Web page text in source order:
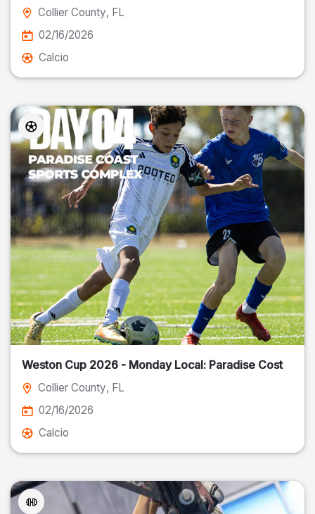
Collier County, FL
02/16/2026
Calcio
Weston Cup 2026 - Monday Local: Paradise Cost
Collier County, FL
02/16/2026
Calcio